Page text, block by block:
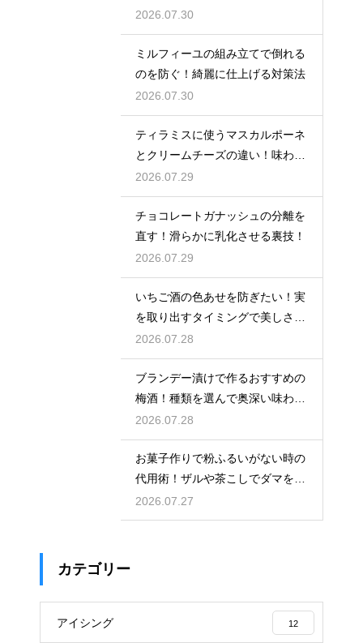
ための飾るタイミングとコツ
2026.07.30
ミルフィーユの組み立てで倒れる
のを防ぐ！綺麗に仕上げる対策法
2026.07.30
ティラミスに使うマスカルポーネ
とクリームチーズの違い！味わい
を比較
2026.07.29
チョコレートガナッシュの分離を
直す！滑らかに乳化させる裏技！
2026.07.29
いちご酒の色あせを防ぎたい！実
を取り出すタイミングで美しさを
保つ
2026.07.28
ブランデー漬けで作るおすすめの
梅酒！種類を選んで奥深い味わい
と香りを堪能する
2026.07.28
お菓子作りで粉ふるいがない時の
代用術！ザルや茶こしでダマを防
ぐ
2026.07.27
カテゴリー
アイシング 12